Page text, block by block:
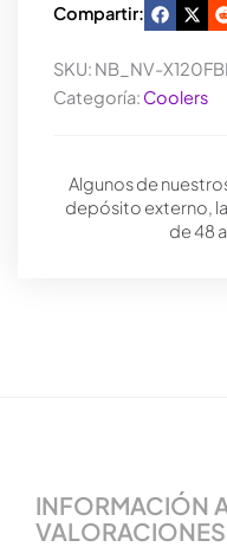
Compartir:
SKU: NB_NV-
Categoría: Coolers
Algunos de
depósito externo,
de 48
INFORMACIÓN